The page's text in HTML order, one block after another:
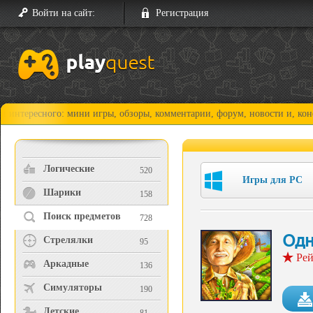
Войти на сайт: Регистрация
мини игры, обзоры, комментарии, форум, новости и, конечно,
Логические 520
Шарики 158
Поиск предметов 728
Стрелялки 95
Аркадные 136
Симуляторы 190
Игры для PC